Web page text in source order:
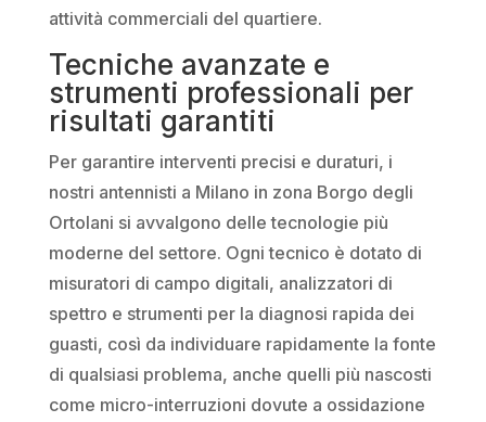
attività commerciali del quartiere.
Tecniche avanzate e
strumenti professionali per
risultati garantiti
Per garantire interventi precisi e duraturi, i
nostri antennisti a Milano in zona Borgo degli
Ortolani si avvalgono delle tecnologie più
moderne del settore. Ogni tecnico è dotato di
misuratori di campo digitali, analizzatori di
spettro e strumenti per la diagnosi rapida dei
guasti, così da individuare rapidamente la fonte
di qualsiasi problema, anche quelli più nascosti
come micro-interruzioni dovute a ossidazione